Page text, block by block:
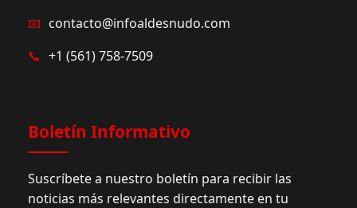
📧 contacto@infoaldesnudo.com
📞 +1 (561) 758-7509
Boletín Informativo
Suscríbete a nuestro boletín para recibir las
noticias más relevantes directamente en tu